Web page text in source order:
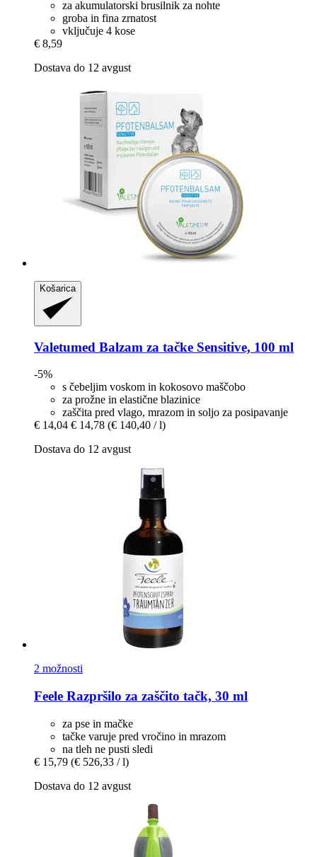
za akumulatorski brusilnik za nohte
groba in fina zrnatost
vključuje 4 kose
€ 8,59
Dostava do 12 avgust
Košarica
Valetumed Balzam za tačke Sensitive, 100 ml
-5%
s čebeljim voskom in kokosovo maščobo
za prožne in elastične blazinice
zaščita pred vlago, mrazom in soljo za posipavanje
€ 14,04 € 14,78 (€ 140,40 / l)
Dostava do 12 avgust
2 možnosti
Feele Razpršilo za zaščito tačk, 30 ml
za pse in mačke
tačke varuje pred vročino in mrazom
na tleh ne pusti sledi
€ 15,79 (€ 526,33 / l)
Dostava do 12 avgust